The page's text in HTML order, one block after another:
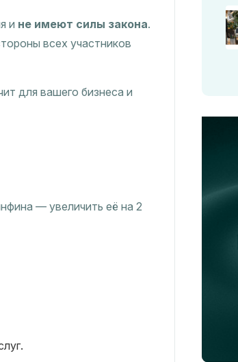
и не имеют силы закона.
всех участников
для вашего бизнеса и
— увеличить её на 2